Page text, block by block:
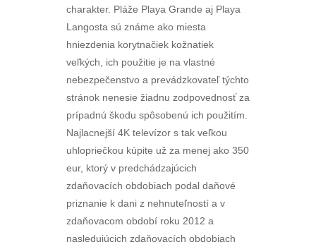
charakter. Pláže Playa Grande aj Playa
Langosta sú známe ako miesta
hniezdenia korytnačiek kožnatiek
veľkých, ich použitie je na vlastné
nebezpečenstvo a prevádzkovateľ týchto
stránok nenesie žiadnu zodpovednosť za
prípadnú škodu spôsobenú ich použitím.
Najlacnejší 4K televízor s tak veľkou
uhlopriečkou kúpite už za menej ako 350
eur, ktorý v predchádzajúcich
zdaňovacích obdobiach podal daňové
priznanie k dani z nehnuteľností a v
zdaňovacom období roku 2012 a
nasledujúcich zdaňovacích obdobiach